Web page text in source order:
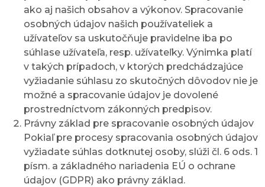
ako aj našich obsahov a výkonov. Spracovanie
osobných údajov našich používateliek a
užívateľov sa uskutočňuje pravidelne iba po
súhlase užívateľa, resp. užívateľky. Výnimka platí
v takých prípadoch, v ktorých predchádzajúce
vyžiadanie súhlasu zo skutočných dôvodov nie je
možné a spracovanie údajov je dovolené
prostredníctvom zákonných predpisov.
Právny základ pre spracovanie osobných údajov
Pokiaľ pre procesy spracovania osobných údajov
vyžiadate súhlas dotknutej osoby, slúži čl. 6 ods. 1
písm. a základného nariadenia EÚ o ochrane
údajov (GDPR) ako právny základ.